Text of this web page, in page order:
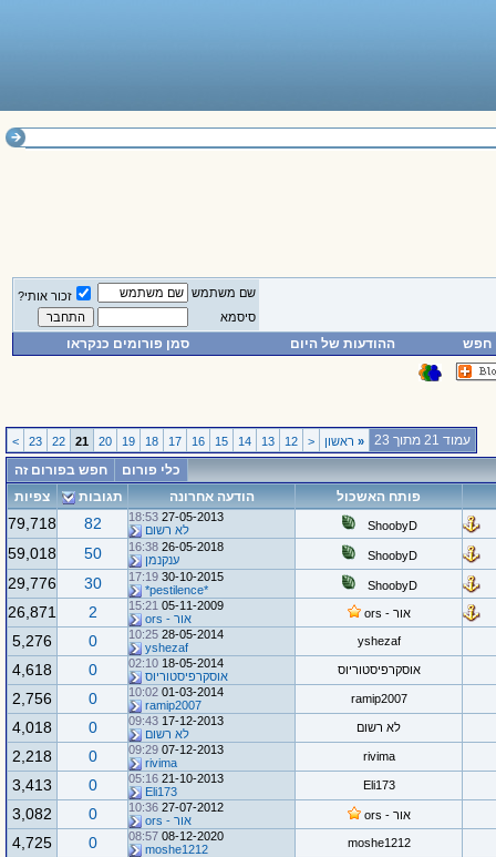
שם משתמש
זכור אותי?
סיסמא
חפש ההודעות של היום סמן פורומים כנקראו
עמוד 21 מתוך 23 «ראשון <
12
13
14
15
16
17
18
19
20
21
22
23
>
כלי פורום
חפש בפורום זה
פותח האשכול
הודעה אחרונה תגובות צפיות
ShoobyD
27-05-2013
18:53
לא רשום
82
79,718
ShoobyD
26-05-2018
16:38
ענקנמן
50
59,018
ShoobyD
30-10-2015
17:19
*pestilence*
30
29,776
אור - ors
05-11-2009
15:21
אור - ors
2
26,871
yshezaf
28-05-2014
10:25
yshezaf
0
5,276
אוסקרפיסטוריוס 18-05-2014
02:10
אוסקרפיסטוריוס
0
4,618
ramip2007
01-03-2014
10:02
ramip2007
0
2,756
לא רשום 17-12-2013
09:43
לא רשום
0
4,018
rivima
07-12-2013
09:29
rivima
0
2,218
Eli173
21-10-2013
05:16
Eli173
0
3,413
אור - ors
27-07-2012
10:36
אור - ors
0
3,082
moshe1212
08-12-2020
08:57
moshe1212
0
4,725